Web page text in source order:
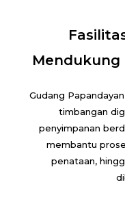
Mendukung
Gudang
timbangan
penyimpanan
membantu
penataan,